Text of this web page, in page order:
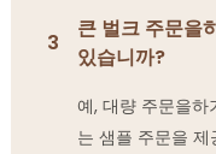
3
큰 벌크 주문을
있습니까?
예, 대량 주문을하
는 샘플 주문을